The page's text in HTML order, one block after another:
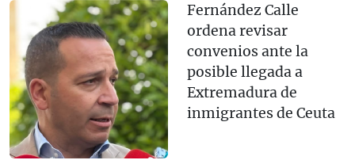
Fernández Calle
ordena revisar
convenios ante la
posible llegada a
Extremadura de
inmigrantes de Ceuta